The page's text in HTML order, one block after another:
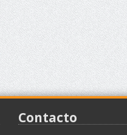
Contacto